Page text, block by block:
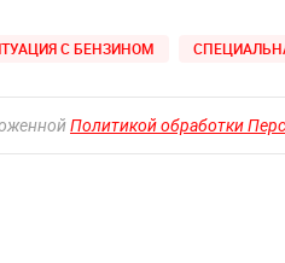
С БЕНЗИНОМ
Политикой обработки